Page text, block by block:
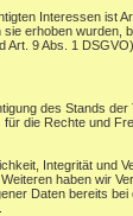
Interessen ist
erhoben wurden,
9 Abs. 1
des Stands
die Rechte und
Integrität und
haben wir
Daten bereits